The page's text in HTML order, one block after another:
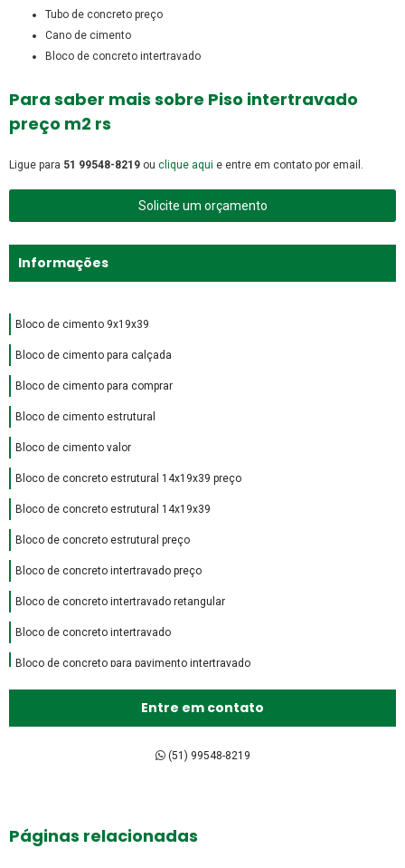
tubo de concreto preço
cano de cimento
bloco de concreto intertravado
Para saber mais sobre Piso intertravado
preço m2 rs
Ligue para 51 99548-8219 ou clique aqui e entre em contato por email.
Solicite um orçamento
Informações
Bloco de cimento 9x19x39
Bloco de cimento para calçada
Bloco de cimento para comprar
Bloco de cimento estrutural
Bloco de cimento valor
Bloco de concreto estrutural 14x19x39 preço
Bloco de concreto estrutural 14x19x39
Bloco de concreto estrutural preço
Bloco de concreto intertravado preço
Bloco de concreto intertravado retangular
Bloco de concreto intertravado
Bloco de concreto para pavimento intertravado
Bloco de encaixe de concreto
Bloco intertravado de concreto preço
Bloco intertravado de concreto
Bloco intertravado retangular
Entre em contato
(51) 99548-8219
Páginas relacionadas